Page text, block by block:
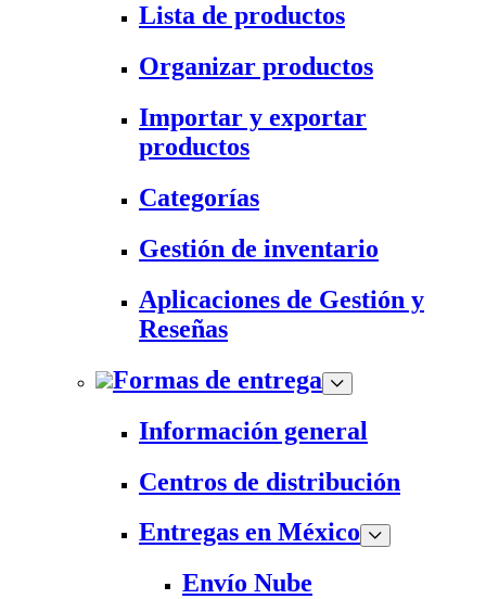
Lista de productos
Organizar productos
Importar y exportar
productos
Categorías
Gestión de inventario
Aplicaciones de Gestión y
Reseñas
Formas de entrega
Información general
Centros de distribución
Entregas en México
Envío Nube